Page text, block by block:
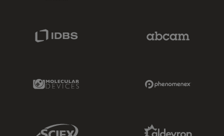
Molecular Devices Link
Sciex Link